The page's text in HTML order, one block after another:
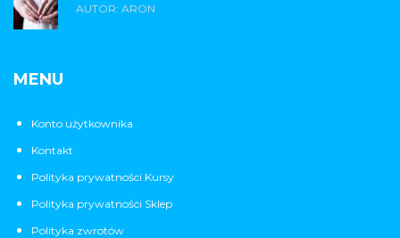
AUTOR: ARON
MENU
Konto użytkownika
Kontakt
Polityka prywatności Kursy
Polityka prywatności Sklep
Polityka zwrotów